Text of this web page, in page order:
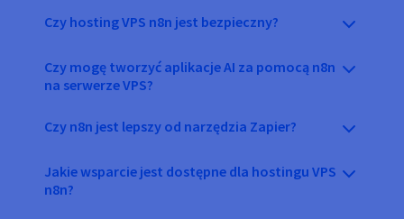
Czy hosting VPS n8n jest bezpieczny?
Czy mogę tworzyć aplikacje AI za pomocą n8n
na serwerze VPS?
Czy n8n jest lepszy od narzędzia Zapier?
Jakie wsparcie jest dostępne dla hostingu VPS
n8n?